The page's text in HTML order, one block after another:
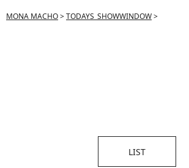
MONA MACHO>TODAYS_SHOWWINDOW>
LIST